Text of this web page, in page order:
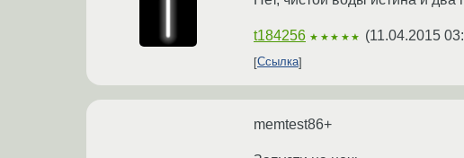
t184256 ★★★★★ (11.04.2015
Ссылка
memtest86+